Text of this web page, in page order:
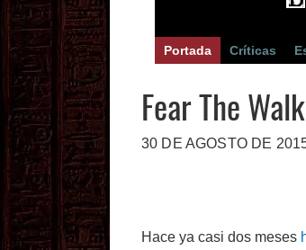
Portada Críticas
Fear The
30 DE AGOSTO DE
Hace ya casi dos meses